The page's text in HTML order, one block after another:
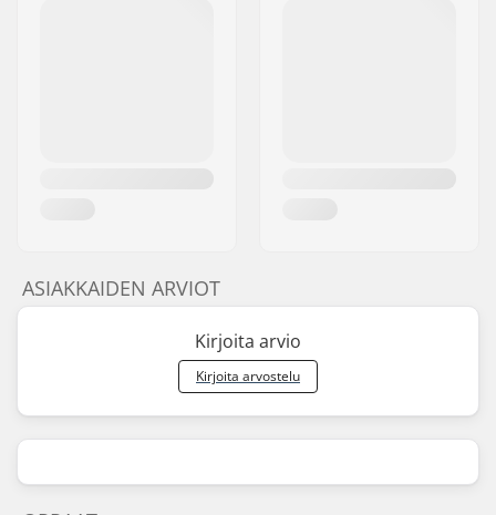
ASIAKKAIDEN ARVIOT
Kirjoita arvio
Kirjoita arvostelu